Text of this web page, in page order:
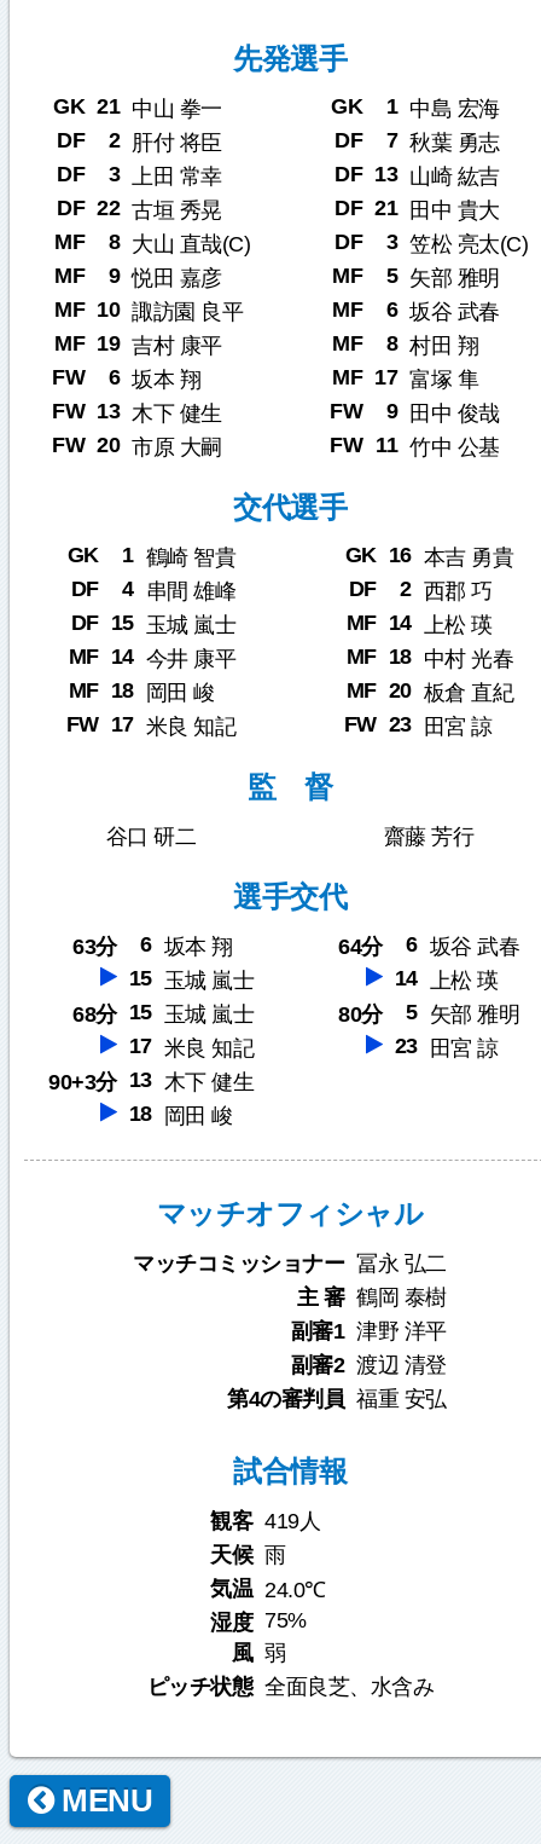
先発選手
GK 21 中山 拳一
DF
2 肝付 将臣
DF
3 上田 常幸
DF 22 古垣 秀晃
MF
8 大山 直哉(C)
MF
9 悦田 嘉彦
MF 10 諏訪園 良平
MF 19 吉村 康平
FW
6 坂本 翔
FW 13 木下 健生
FW 20 市原 大嗣
GK 1 中島 宏海
DF
7 秋葉 勇志
DF 13 山崎 紘吉
DF 21
田中 貴大
DF
3 笠松 亮太(C)
MF
5 矢部 雅明
MF
6 坂谷 武春
MF
8 村田 翔
MF 17 富塚 隼
FW
9
田中 俊哉
FW 11 竹中 公基
交代選手
GK 1 鶴崎 智貴
DF
4 串間 雄峰
DF 15 玉城 嵐士
MF 14 今井 康平
MF 18
岡田 峻
FW 17 米良 知記
GK 16 本吉 勇貴
DF
2 西郡 巧
MF 14 上松 瑛
MF 18 中村 光春
MF 20 板倉 直紀
FW 23 田宮 諒
監 督
谷口 研二 齋藤 芳行
選手交代
63分 6 坂本 翔
15 玉城 嵐士
68分 15 玉城 嵐士
17 米良 知記
90+3分 13 木下 健生
18
岡田 峻
64分 6 坂谷 武春
14 上松 瑛
80分
5 矢部 雅明
23
田宮 諒
マッチオフィシャル
マッチコミッショナー 冨永 弘二
主 審 鶴岡 泰樹
副審1 津野 洋平
副審2 渡辺 清登
第4の審判員 福重 安弘
試合情報
観客 419人
天候 雨
気温 24.0℃
湿度 75%
風 弱
ピッチ状態 全面良芝、水含み
MENU